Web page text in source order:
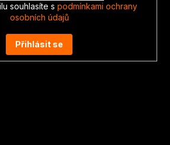
souhlasíte s podmínkami ochrany
osobních údajů
Přihlásit se